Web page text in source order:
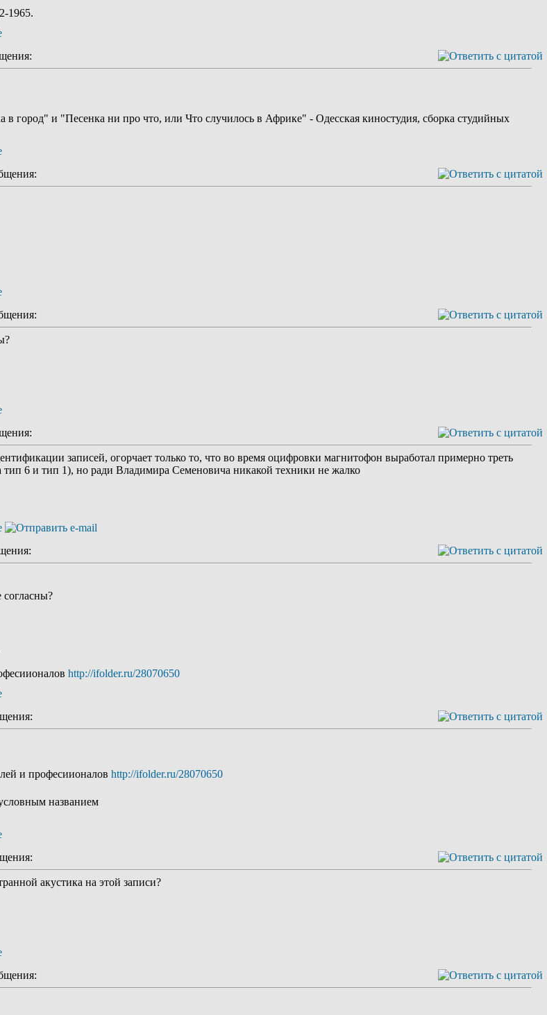
1965.
в город" и "Песенка ни про что, или Что случилось в Африке" - Одесская киностудия, сборка студийных
записей, огорчает только то, что во время оцифровки магнитофон выработал примерно треть
тип 6 и тип 1), но ради Владимира Семеновича никакой техники не жалко
http://ifolder.ru/28070650
и професиионалов http://ifolder.ru/28070650
названием
акустика на этой записи?